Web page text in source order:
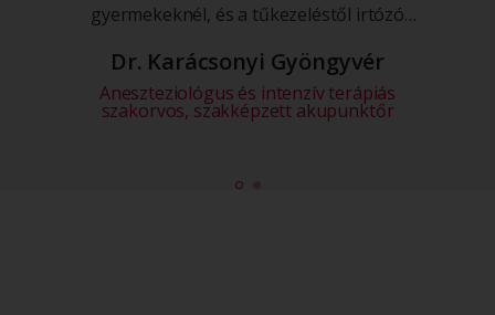
gyermekeknél, és a tűkezeléstől irtózó
felnőtteknél egyaránt. Használatának
előnyei: fájdalmatlan, a szervezet számára
nem ártalmas, hatása rövid időn belül
ambulanter végezhető."
Dr. Karácsonyi Gyöngyvér
Aneszteziológus és intenzív terápiás
szakorvos, szakképzett akupunktőr